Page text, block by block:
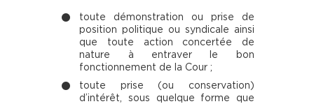
toute démonstration ou prise de
position politique ou syndicale ainsi
que toute action concertée de
nature à entraver le bon
fonctionnement de la Cour ;
toute prise (ou conservation)
d’intérêt, sous quelque forme que